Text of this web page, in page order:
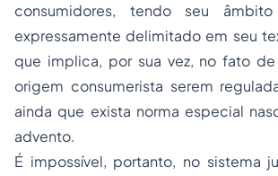
consumidores, tendo seu
expressamente delimitado em seu
que implica, por sua vez, no fato
origem consumerista serem
ainda que exista norma especial
advento.
É impossível, portanto, no sistema